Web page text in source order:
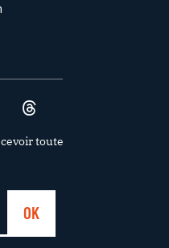
toute